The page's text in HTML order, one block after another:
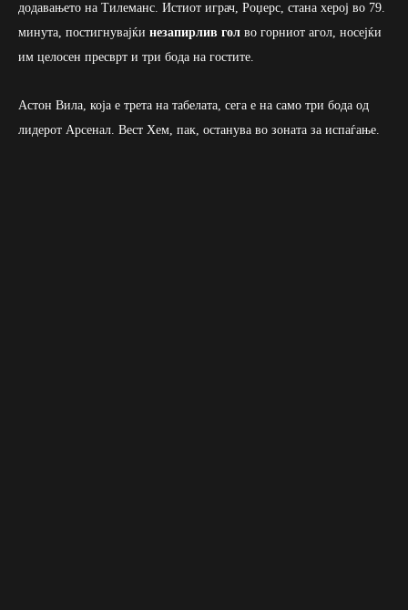
додавањето на Тилеманс. Истиот играч, Роџерс, стана херој во 79.
минута, постигнувајќи незапирлив гол во горниот агол, носејќи
им целосен пресврт и три бода на гостите.
Астон Вила, која е трета на табелата, сега е на само три бода од
лидерот Арсенал. Вест Хем, пак, останува во зоната за испаѓање.